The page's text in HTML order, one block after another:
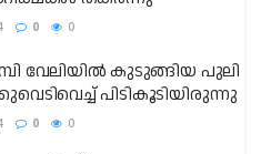
0 0
വേലിയിൽ കുടുങ്ങിയ പുലി
പിടികൂടിയിരുന്നു
0 0